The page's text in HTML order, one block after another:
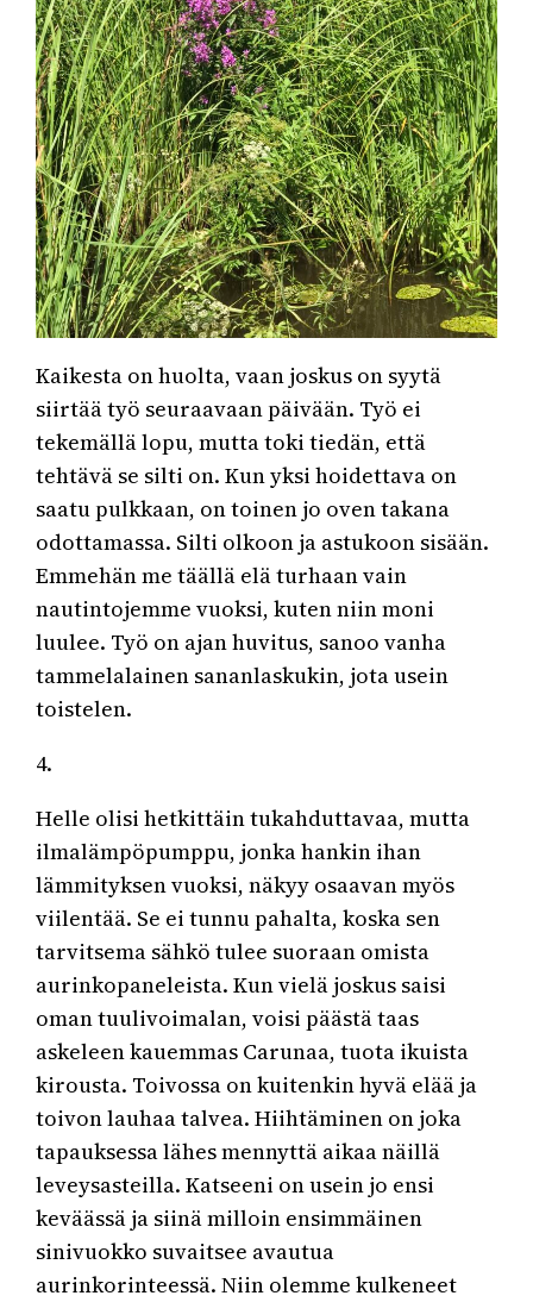
Kaikesta on huolta, vaan joskus on syytä
siirtää työ seuraavaan päivään. Työ ei
tekemällä lopu, mutta toki tiedän, että
tehtävä se silti on. Kun yksi hoidettava on
saatu pulkkaan, on toinen jo oven takana
odottamassa. Silti olkoon ja astukoon sisään.
Emmehän me täällä elä turhaan vain
nautintojemme vuoksi, kuten niin moni
luulee. Työ on ajan huvitus, sanoo vanha
tammelalainen sananlaskukin, jota usein
toistelen.
4.
Helle olisi hetkittäin tukahduttavaa, mutta
ilmalämpöpumppu, jonka hankin ihan
lämmityksen vuoksi, näkyy osaavan myös
viilentää. Se ei tunnu pahalta, koska sen
tarvitsema sähkö tulee suoraan omista
aurinkopaneleista. Kun vielä joskus saisi
oman tuulivoimalan, voisi päästä taas
askeleen kauemmas Carunaa, tuota ikuista
kirousta. Toivossa on kuitenkin hyvä elää ja
toivon lauhaa talvea. Hiihtäminen on joka
tapauksessa lähes mennyttä aikaa näillä
leveysasteilla. Katseeni on usein jo ensi
keväässä ja siinä milloin ensimmäinen
sinivuokko suvaitsee avautua
aurinkorinteessä. Niin olemme kulkeneet